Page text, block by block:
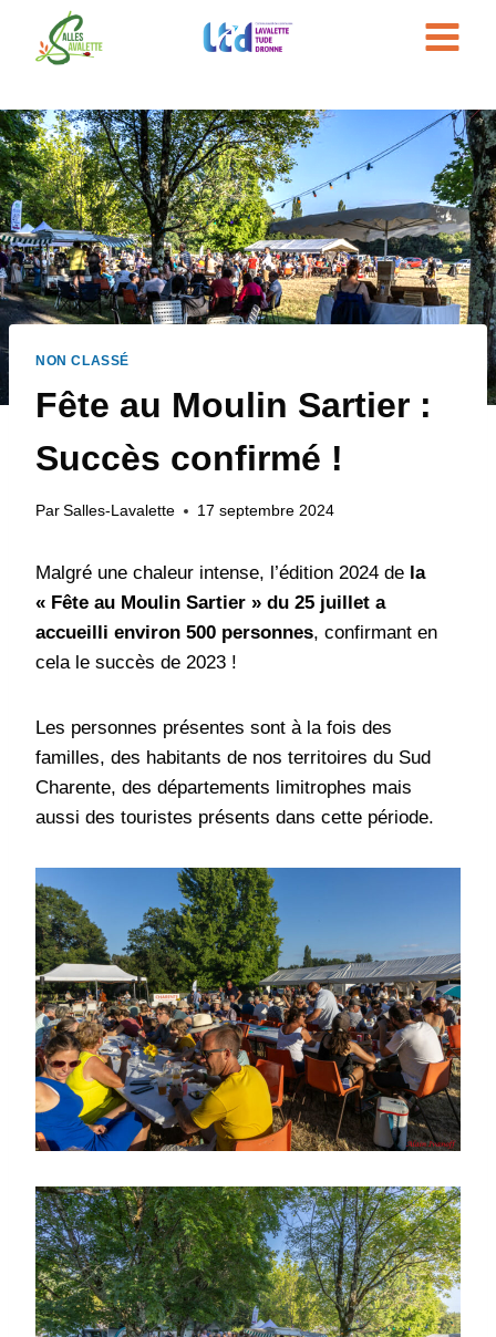
NON CLASSÉ
Fête au Moulin Sartier :
Succès confirmé !
Par Salles-Lavalette 17 septembre 2024
Malgré une chaleur intense, l’édition 2024 de la
« Fête au Moulin Sartier » du 25 juillet a
accueilli environ 500 personnes, confirmant en
cela le succès de 2023 !
Les personnes présentes sont à la fois des
familles, des habitants de nos territoires du Sud
Charente, des départements limitrophes mais
aussi des touristes présents dans cette période.